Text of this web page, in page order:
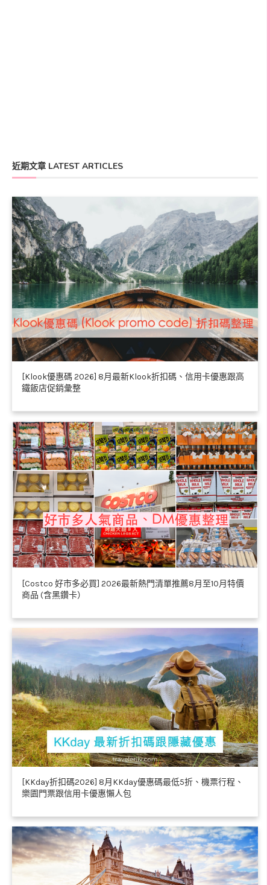
近期文章 LATEST ARTICLES
[Klook優惠碼 2026] 8月最新Klook折扣碼、信用卡優惠跟高
鐵飯店促銷彙整
[Costco 好市多必買] 2026最新熱門清單推薦8月至10月特價
商品 (含黑鑽卡）
[KKday折扣碼2026] 8月KKday優惠碼最低5折、機票行程、
樂園門票跟信用卡優惠懶人包